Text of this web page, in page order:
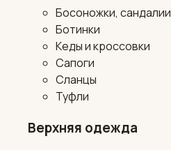
Босоножки, сандалии
Ботинки
Кеды и кроссовки
Сапоги
Сланцы
Туфли
Верхняя одежда